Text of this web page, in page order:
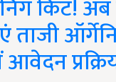
किट!
ताजी